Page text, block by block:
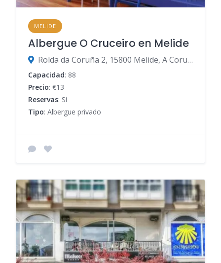
MELIDE
Albergue O Cruceiro en Melide
Rolda da Coruña 2, 15800 Melide, A Coruña, España
Capacidad: 88
Precio: €13
Reservas: Sí
Tipo: Albergue privado